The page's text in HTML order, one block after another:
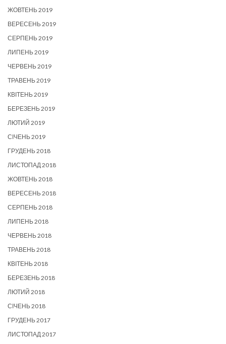
ЖОВТЕНЬ 2019
ВЕРЕСЕНЬ 2019
СЕРПЕНЬ 2019
ЛИПЕНЬ 2019
ЧЕРВЕНЬ 2019
ТРАВЕНЬ 2019
КВІТЕНЬ 2019
БЕРЕЗЕНЬ 2019
ЛЮТИЙ 2019
СІЧЕНЬ 2019
ГРУДЕНЬ 2018
ЛИСТОПАД 2018
ЖОВТЕНЬ 2018
ВЕРЕСЕНЬ 2018
СЕРПЕНЬ 2018
ЛИПЕНЬ 2018
ЧЕРВЕНЬ 2018
ТРАВЕНЬ 2018
КВІТЕНЬ 2018
БЕРЕЗЕНЬ 2018
ЛЮТИЙ 2018
СІЧЕНЬ 2018
ГРУДЕНЬ 2017
ЛИСТОПАД 2017